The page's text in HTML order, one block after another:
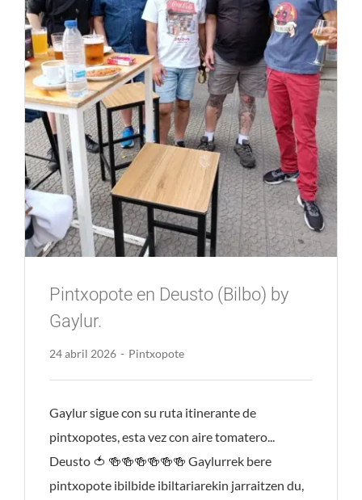
Comunidad Whatsapp
Contacto
Mi cuenta
Cesta
Pintxopote en Deusto (Bilbo) by
Gaylur.
24 abril 2026 - Pintxopote
Gaylur sigue con su ruta itinerante de
pintxopotes, esta vez con aire tomatero...
Deusto 🍅 🍻🍻🍻🍻🍻🍻 Gaylurrek bere
pintxopote ibilbide ibiltariarekin jarraitzen du,